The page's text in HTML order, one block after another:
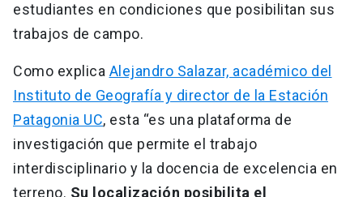
estudiantes en condiciones que posibilitan sus
trabajos de campo.
Como explica Alejandro Salazar, académico del
Instituto de Geografía y director de la Estación
Patagonia UC, esta “es una plataforma de
investigación que permite el trabajo
interdisciplinario y la docencia de excelencia en
terreno. Su localización posibilita el